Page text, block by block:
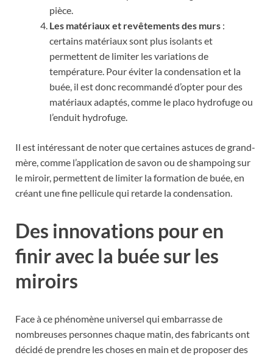
pièce.
Les matériaux et revêtements des murs :
certains matériaux sont plus isolants et
permettent de limiter les variations de
température. Pour éviter la condensation et la
buée, il est donc recommandé d’opter pour des
matériaux adaptés, comme le placo hydrofuge ou
l’enduit hydrofuge.
Il est intéressant de noter que certaines astuces de grand-
mère, comme l’application de savon ou de shampoing sur
le miroir, permettent de limiter la formation de buée, en
créant une fine pellicule qui retarde la condensation.
Des innovations pour en
finir avec la buée sur les
miroirs
Face à ce phénomène universel qui embarrasse de
nombreuses personnes chaque matin, des fabricants ont
décidé de prendre les choses en main et de proposer des